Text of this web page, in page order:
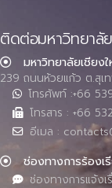
ติดต่อมหาวิทยาลัย
มหาวิทยาลัยเชียง
239 ถนนห้วยแก้ว ต.สุเ
โทรศัพท์ :+66
โทรสาร : +66
อีเมล :
ช่องทางการร้องเ
ช่องทางการแจ้ง